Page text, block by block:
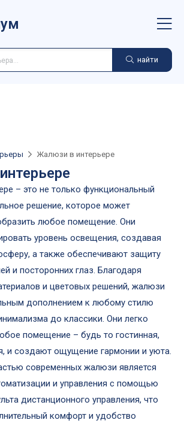
найти
Жалюзи в интерьере
– это не только функциональный
решение, которое может
любое помещение. Они
уровень освещения, создавая
а также обеспечивают защиту
и посторонних глаз. Благодаря
и цветовых решений, жалюзи
дополнением к любому стилю
до классики. Они легко
помещение – будь то гостинная,
и создают ощущение гармонии и уюта.
современных жалюзи является
и управления с помощью
дистанционного управления, что
комфорт и удобство